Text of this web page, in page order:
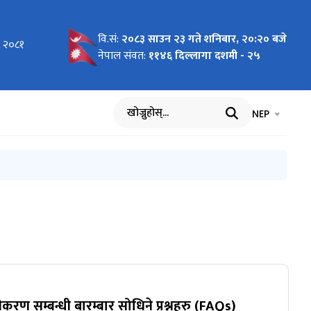
वि.सं: २०८३ साउन २३ गते शनिबार, २०:२० बजे
नेपाल संवत: ११४६ दिल्लागा दशमी - २५
खोज्नुहोस् भाषा चयन
NEP
सम्बन्धी बारम्बार सोधिने प्रश्नहरु (FAQs)